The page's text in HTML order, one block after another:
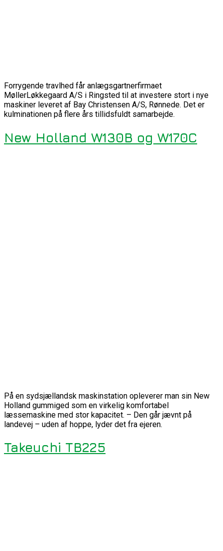
Forrygende travlhed får anlægsgartnerfirmaet
MøllerLøkkegaard A/S i Ringsted til at investere stort i nye
maskiner leveret af Bay Christensen A/S, Rønnede. Det er
kulminationen på flere års tillidsfuldt samarbejde.
New Holland W130B og W170C
På en sydsjællandsk maskinstation opleverer man sin New
Holland gummiged som en virkelig komfortabel
læssemaskine med stor kapacitet. – Den går jævnt på
landevej – uden af hoppe, lyder det fra ejeren.
Takeuchi TB225